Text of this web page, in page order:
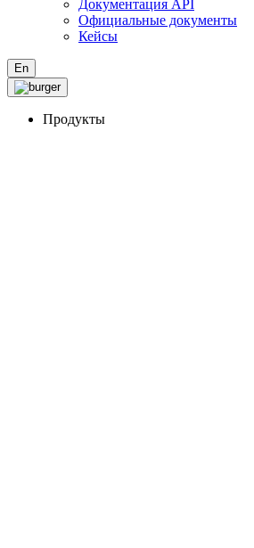
Документация API
Официальные документы
Кейсы
En
Продукты